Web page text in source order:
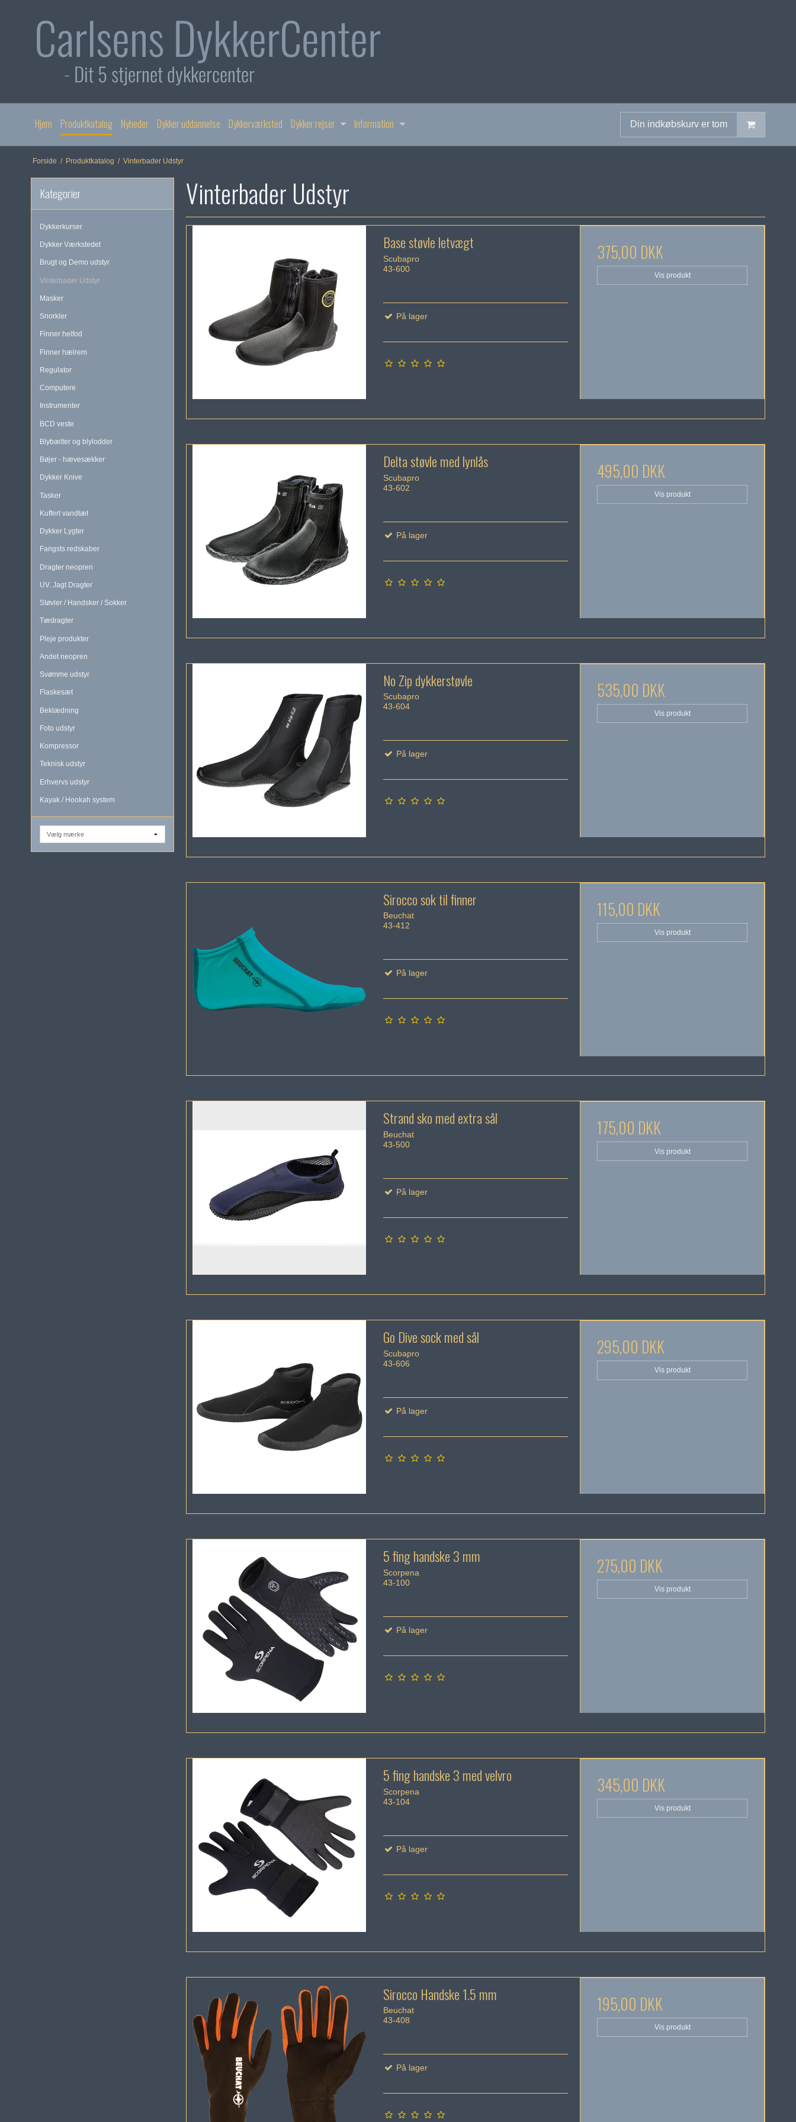
Hjem Produktkatalog Nyheder Dykker uddannelse Dykkerværksted Dykker rejser Information Din indkøbskurv er tom
Forside / Produktkatalog / Vinterbader Udstyr
Kategorier
Dykkerkurser
Dykker Værkstedet
Brugt og Demo udstyr
Vinterbader Udstyr
Masker
Snorkler
Finner helfod
Finner hælrem
Regulator
Computere
Instrumenter
BCD veste
Blybælter og blylodder
Bøjer - hævesækker
Dykker Knive
Tasker
Kuffert vandtæt
Dykker Lygter
Fangsts redskaber
Dragter neopren
UV. Jagt Dragter
Støvler / Handsker / Sokker
Tørdragter
Pleje produkter
Andet neopren
Svømme udstyr
Flaskesæt
Beklædning
Foto udstyr
Kompressor
Teknisk udstyr
Erhvervs udstyr
Kayak / Hookah system
Vinterbader Udstyr
Base støvle letvægt
Scubapro
43-600
På lager
375,00 DKK
Vis produkt
Delta støvle med lynlås
Scubapro
43-602
På lager
495,00 DKK
Vis produkt
No Zip dykkerstøvle
Scubapro
43-604
På lager
535,00 DKK
Vis produkt
Sirocco sok til finner
Beuchat
43-412
På lager
115,00 DKK
Vis produkt
Strand sko med extra sål
Beuchat
43-500
På lager
175,00 DKK
Vis produkt
Go Dive sock med sål
Scubapro
43-606
På lager
295,00 DKK
Vis produkt
5 fing handske 3 mm
Scorpena
43-100
På lager
275,00 DKK
Vis produkt
5 fing handske 3 med velvro
Scorpena
43-104
På lager
345,00 DKK
Vis produkt
Sirocco Handske 1.5 mm
Beuchat
43-408
På lager
195,00 DKK
Vis produkt